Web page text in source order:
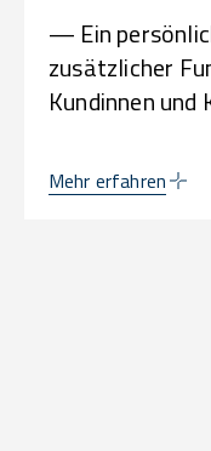
— Ein
zusätzlicher
Kundinnen
Mehr erfahren